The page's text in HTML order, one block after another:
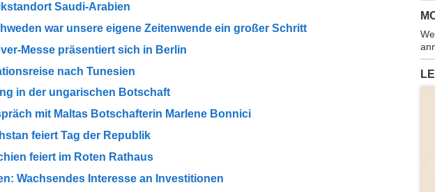
Saudi-Arabien
war unsere eigene Zeitenwende ein großer Schritt
Messe präsentiert sich in Berlin
nach Tunesien
in der ungarischen Botschaft
mit Maltas Botschafterin Marlene Bonnici
feiert Tag der Republik
feiert im Roten Rathaus
Wachsendes Interesse an Investitionen